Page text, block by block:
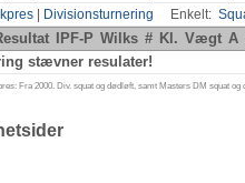
Divisionsturnering Enkelt:
IPF-P Wilks # Kl. Vægt A
stævner resulater!
Fra 2000. Div. squat og dødløft, samt Masters DM squat og